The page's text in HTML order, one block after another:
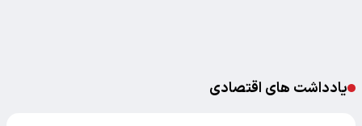
یادداشت های اقتصادی